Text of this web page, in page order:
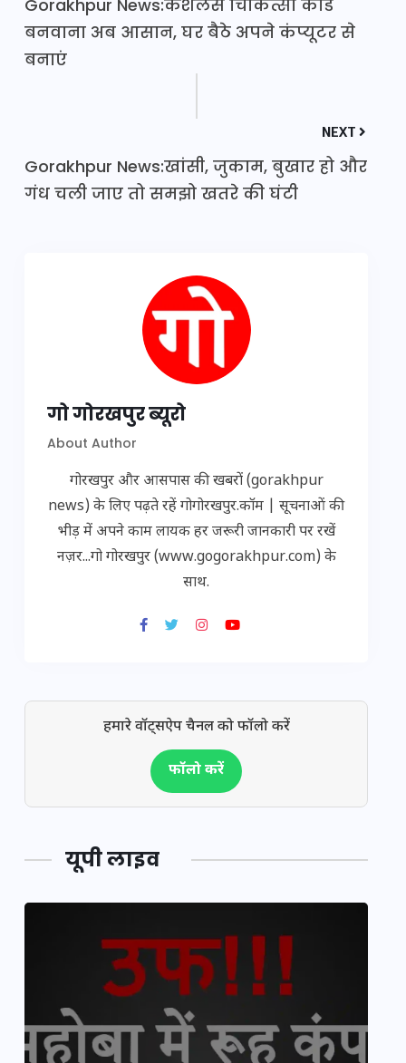
Gorakhpur News:कैशलेस चिकित्सा कार्ड
बनवाना अब आसान, घर बैठे अपने कंप्यूटर से
बनाएं
NEXT
Gorakhpur News:खांसी, जुकाम, बुखार हो और
गंध चली जाए तो समझो खतरे की घंटी
गो गोरखपुर ब्यूरो
About Author
गोरखपुर और आसपास की खबरों (gorakhpur
news) के लिए पढ़ते रहें गोगोरखपुर.कॉम | सूचनाओं की
भीड़ में अपने काम लायक हर जरूरी जानकारी पर रखें
नज़र...गो गोरखपुर (www.gogorakhpur.com) के
साथ.
हमारे वॉट्सऐप चैनल को फॉलो करें
फॉलो करें
यूपी लाइव